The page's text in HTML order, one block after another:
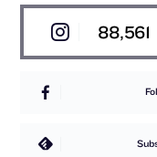
88,561